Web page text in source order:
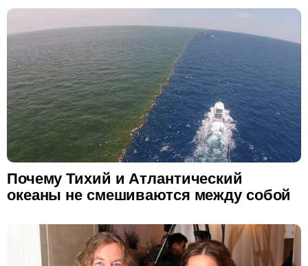
Почему Тихий и Атлантический
океаны не смешиваются между собой